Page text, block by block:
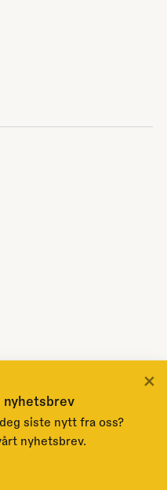
nøytral
Stortinget i 1951 for å
sikkerhets- og
nyhetsbrev
siste nytt fra oss?
nyhetsbrev.
×